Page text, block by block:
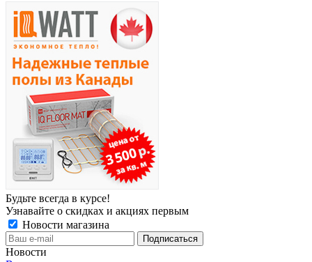
Будьте всегда в курсе!
Узнавайте о скидках и акциях первым
Новости магазина
Новости